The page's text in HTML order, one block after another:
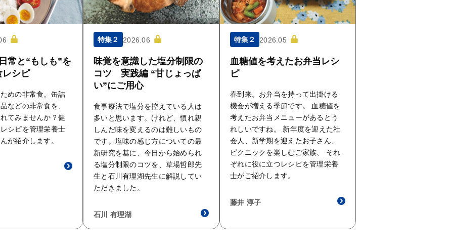
常と“もしも”を
レシピ
めの非常食。缶詰
などの非常食を、
てみませんか？健
シピを管理栄養士
が紹介します。
特集２ 2026.06
味覚を意識した塩分制限の
コツ 実践編 “甘じょっぱ
い”にご用心
食事療法で塩分を控えている人は
多いと思います。けれど、慣れ親
しんだ味を変えるのは難しいもの
です。塩味の感じ方についての最
新研究を基に、今日から始められ
る塩分制限のコツを、草場哲郎先
生と石川有理湖先生に解説してい
ただきました。
石川 有理湖
特集２ 2026.05
血糖値を考えたお弁当レシ
ピ
春到来。お弁当を持って出掛ける
機会が増える季節です。 血糖値を
考えたお弁当メニューがあるとう
れしいですね。 新年度を迎えた社
会人、新学期を迎えたお子さん、
ピクニックを楽しむご家族、 それ
ぞれに役に立つレシピを管理栄養
士がご紹介します。
藤井 淳子